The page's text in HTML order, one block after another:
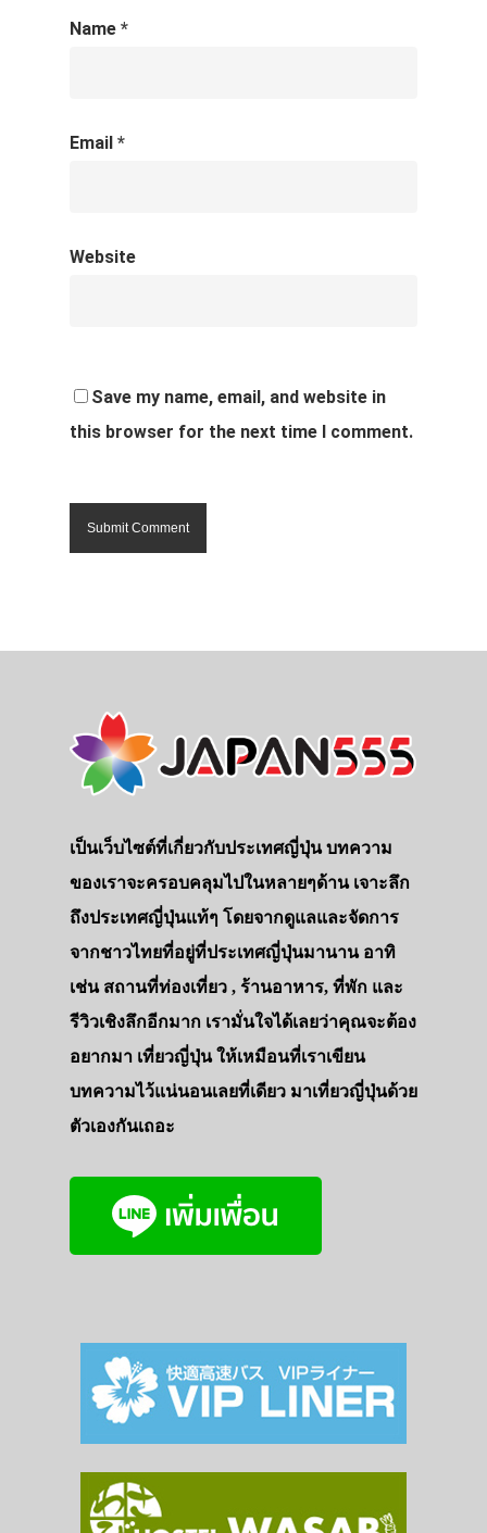
Name *
Email *
Website
Save my name, email, and website in
this browser for the next time I comment.
เป็นเว็บไซต์ที่เกี่ยวกับประเทศญี่ปุ่น บทความ
ของเราจะครอบคลุมไปในหลายๆด้าน เจาะลึก
ถึงประเทศญี่ปุ่นแท้ๆ โดยจากดูแลและจัดการ
จากชาวไทยที่อยู่ที่ประเทศญี่ปุ่นมานาน อาทิ
เช่น สถานที่ท่องเที่ยว , ร้านอาหาร, ที่พัก และ
รีวิวเชิงลึกอีกมาก เรามั่นใจได้เลยว่าคุณจะต้อง
อยากมา เที่ยวญี่ปุ่น ให้เหมือนที่เราเขียน
บทความไว้แน่นอนเลยที่เดียว มาเที่ยวญี่ปุ่นด้วย
ตัวเองกันเถอะ